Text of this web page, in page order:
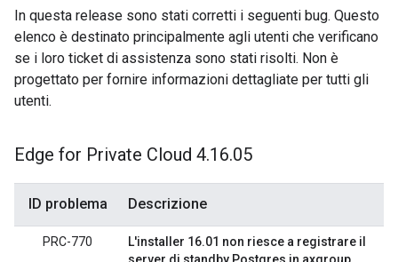
In questa release sono stati corretti i seguenti bug. Questo
elenco è destinato principalmente agli utenti che verificano
se i loro ticket di assistenza sono stati risolti. Non è
progettato per fornire informazioni dettagliate per tutti gli
utenti.
Edge for Private Cloud 4.16.05
ID problema Descrizione
PRC-770
L'installer 16.01 non riesce a registrare il